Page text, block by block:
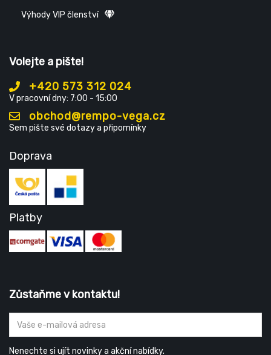
Výhody VIP členství
Volejte a pište!
+420 573 312 024
V pracovní dny: 7:00 - 15:00
obchod@rempo-vega.cz
Sem pište své dotazy a připomínky
Doprava
Platby
Zůstaňme v kontaktu!
Nenechte si ujít novinky a akční nabídky.